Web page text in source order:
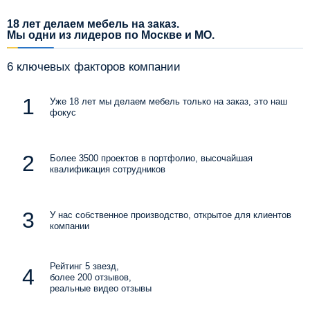
18 лет делаем мебель на заказ.
Мы одни из лидеров по Москве и МО.
6 ключевых факторов компании
Уже 18 лет мы делаем мебель только на заказ, это наш
фокус
Более 3500 проектов в портфолио, высочайшая
квалификация сотрудников
У нас собственное производство, открытое для клиентов
компании
Рейтинг 5 звезд,
более 200 отзывов,
реальные видео отзывы